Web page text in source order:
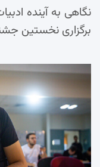
نگاهی به آینده
برگزاری نخستین